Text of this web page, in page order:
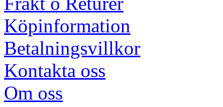
Köpinformation
Betalningsvillkor
Kontakta oss
Om oss